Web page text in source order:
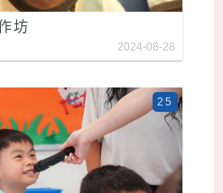
坊
2024-08-28
25